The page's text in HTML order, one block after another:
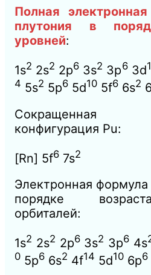
Полная
плутония в
уровней:
1s2 2s2 2p6 3s2 3p63d
4 5s2 5p6 5d10 5f6 6s2
Сокращенная
конфигурация Pu:
[Rn] 5f6 7s2
Электронная
порядке
орбиталей:
1s2 2s2 2p63s2 3p6 4s
0 5p6 6s2 4f14 5d10 6p6